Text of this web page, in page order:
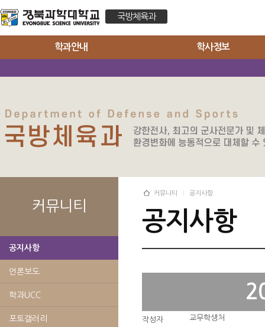
국방체육과
학과안내 학사정보
커뮤니티
공지사항
언론보도
학과UCC
포토갤러리
커뮤니티 공지사항
공지사항
작성자 교무학생처